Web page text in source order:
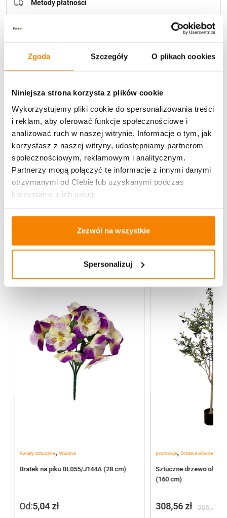
Zgoda Szczegóły O plikach cookies
Niniejsza strona korzysta z plików cookie
Wykorzystujemy pliki cookie do spersonalizowania treści
i reklam, aby oferować funkcje społecznościowe i
analizować ruch w naszej witrynie. Informacje o tym, jak
korzystasz z naszej witryny, udostępniamy partnerom
społecznościowym, reklamowym i analitycznym.
Partnerzy mogą połączyć te informacje z innymi danymi
otrzymanymi od Ciebie lub uzyskanymi podczas
korzystania z ich usług.
Zezwól na wszystkie
Spersonalizuj
Potrzebujesz większą ilość? Zapraszamy do naszej
Metody płatności
Opis produktu
Specyfikacja
Opinie klientów
Więcej z kategorii Kwiaty sztuczne
Kwiaty sztuczne, Wiosna
Bratek na piku BL055/J144A (28 cm)
Od:5,04zł
promocje,Drzewa oliwne
Sztuczne drzewo
(160 cm)
385,70
308,56zł